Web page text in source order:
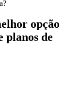
opção
planos de